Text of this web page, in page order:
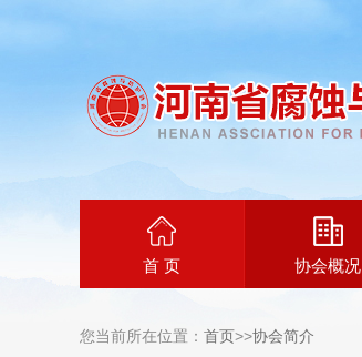
首 页 协会概况
您当前所在位置： 首页>>协会简介